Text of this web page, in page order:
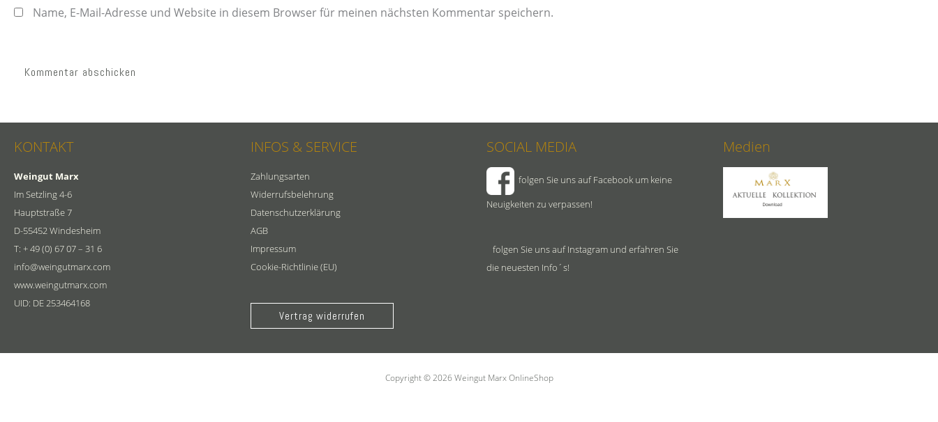
Name, E-Mail-Adresse und Website in diesem Browser für meinen nächsten Kommentar speichern.
KONTAKT
Weingut Marx
Im Setzling 4-6
Hauptstraße 7
D-55452 Windesheim
T: + 49 (0) 67 07 – 31 6
info@weingutmarx.com
www.weingutmarx.com
UID: DE 253464168
INFOS & SERVICE
Zahlungsarten
Widerrufsbelehrung
Datenschutzerklärung
AGB
Impressum
Cookie-Richtlinie (EU)
Vertrag widerrufen
SOCIAL MEDIA
folgen Sie uns auf Facebook um keine
Neuigkeiten zu verpassen!
folgen Sie uns auf Instagram und erfahren Sie
die neuesten Info´s!
Medien
Copyright © 2026 Weingut Marx OnlineShop